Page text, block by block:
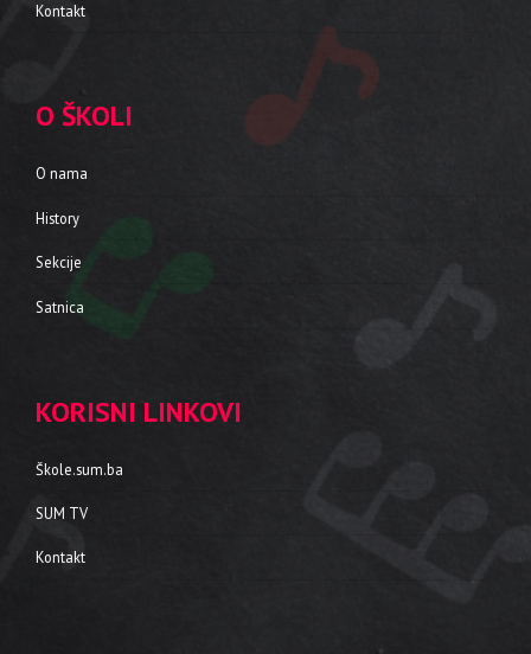
Kontakt
O ŠKOLI
O nama
History
Sekcije
Satnica
KORISNI LINKOVI
Škole.sum.ba
SUM TV
Kontakt